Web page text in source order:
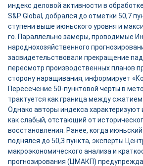
индекс деловой активности в
S&P Global, добрался до отметки 50,7
ступени выше июньского уровня и
го. Параллельно замеры, проводимые
народнохозяйственного
засвидетельствовали прекращение
пересмотр производственных планов
сторону наращивания, информирует
Пересечение 50-пунктовой черты в
трактуется как граница между
Однако авторы индекса характеризуют
как слабый, отстающий от
восстановления. Ранее, когда
поднялся до 50,3 пункта, эксперты
макроэкономического анализа и
прогнозирования (ЦМАКП)